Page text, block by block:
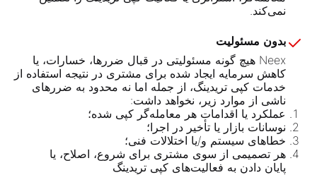
نمی‌کند.
بدون مسئولیت
Neex هیچ گونه مسئولیتی در قبال ضررها، خسارات، یا
کاهش سرمایه ایجاد شده برای مشتری در نتیجه استفاده از
خدمات کپی تریدینگ، از جمله اما نه محدود به ضررهای
ناشی از موارد زیر، نخواهد داشت:
عملکرد یا اقدامات هر معامله‌گر کپی شده؛
نوسانات بازار یا تأخیر در اجرا؛
خطاهای سیستم و/یا اختلالات فنی؛
هر تصمیمی از سوی مشتری برای شروع، اصلاح، یا
پایان دادن به فعالیت‌های کپی تریدینگ